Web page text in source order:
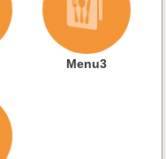
Menu3